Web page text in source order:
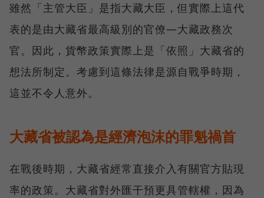
雖然「主管大臣」是指大藏大臣，但實際上這代
表的是由大藏省最高級別的官僚—大藏政務次
官。因此，貨幣政策實際上是「依照」大藏省的
想法所制定。考慮到這條法律是源自戰爭時期，
這並不令人意外。
大藏省被認為是經濟泡沫的罪魁禍首
在戰後時期，大藏省經常直接介入有關官方貼現
率的政策。大藏省對外匯干預更具管轄權，因為